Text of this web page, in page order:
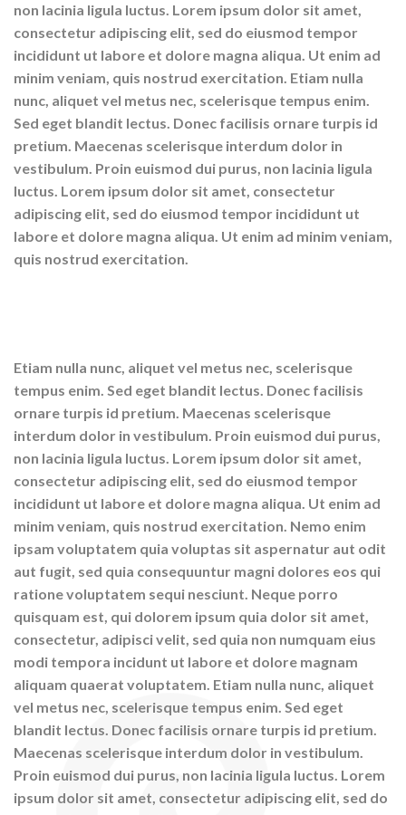
non lacinia ligula luctus. Lorem ipsum dolor sit amet,
consectetur adipiscing elit, sed do eiusmod tempor
incididunt ut labore et dolore magna aliqua. Ut enim ad
minim veniam, quis nostrud exercitation. Etiam nulla
nunc, aliquet vel metus nec, scelerisque tempus enim.
Sed eget blandit lectus. Donec facilisis ornare turpis id
pretium. Maecenas scelerisque interdum dolor in
vestibulum. Proin euismod dui purus, non lacinia ligula
luctus. Lorem ipsum dolor sit amet, consectetur
adipiscing elit, sed do eiusmod tempor incididunt ut
labore et dolore magna aliqua. Ut enim ad minim veniam,
quis nostrud exercitation.
Etiam nulla nunc, aliquet vel metus nec, scelerisque
tempus enim. Sed eget blandit lectus. Donec facilisis
ornare turpis id pretium. Maecenas scelerisque
interdum dolor in vestibulum. Proin euismod dui purus,
non lacinia ligula luctus. Lorem ipsum dolor sit amet,
consectetur adipiscing elit, sed do eiusmod tempor
incididunt ut labore et dolore magna aliqua. Ut enim ad
minim veniam, quis nostrud exercitation. Nemo enim
ipsam voluptatem quia voluptas sit aspernatur aut odit
aut fugit, sed quia consequuntur magni dolores eos qui
ratione voluptatem sequi nesciunt. Neque porro
quisquam est, qui dolorem ipsum quia dolor sit amet,
consectetur, adipisci velit, sed quia non numquam eius
modi tempora incidunt ut labore et dolore magnam
aliquam quaerat voluptatem. Etiam nulla nunc, aliquet
vel metus nec, scelerisque tempus enim. Sed eget
blandit lectus. Donec facilisis ornare turpis id pretium.
Maecenas scelerisque interdum dolor in vestibulum.
Proin euismod dui purus, non lacinia ligula luctus. Lorem
ipsum dolor sit amet, consectetur adipiscing elit, sed do